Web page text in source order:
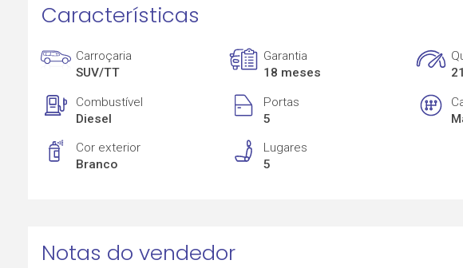
Características
Carroçaria
SUV/TT
Garantia
18 meses
Combustível
Diesel
Portas
5
Cor exterior
Branco
Lugares
5
Notas do vendedor